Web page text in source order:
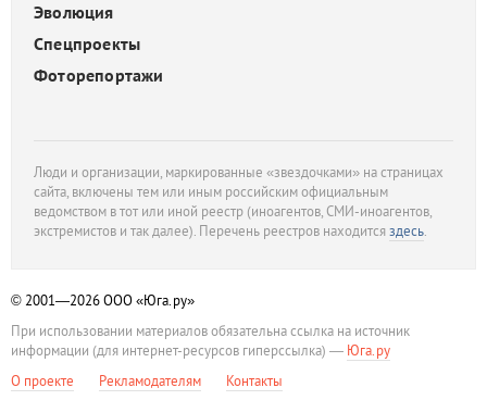
Эволюция
Спецпроекты
Фоторепортажи
Люди и организации, маркированные «звездочками» на страницах
сайта, включены тем или иным российским официальным
ведомством в тот или иной реестр (иноагентов, СМИ-иноагентов,
экстремистов и так далее). Перечень реестров находитсяздесь.
© 2001—2026ООО «Юга.ру»
При использовании материалов обязательна ссылка на источник
информации (для интернет-ресурсов гиперссылка) — Юга.ру
О проекте
Рекламодателям Контакты